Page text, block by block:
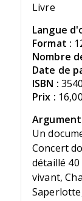
Livre
Langue
Format :
Nombre
Date de
ISBN :
Prix :
Un
Concert
détaillé 40
vivant,